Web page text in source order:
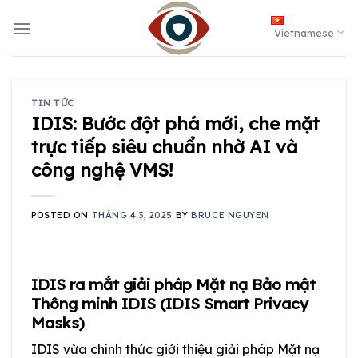
Vietnamese
TIN TỨC
IDIS: Bước đột phá mới, che mặt
trực tiếp siêu chuẩn nhờ AI và
công nghệ VMS!
POSTED ON THÁNG 4 3, 2025 BYBRUCE NGUYEN
IDIS ra mắt giải pháp Mặt nạ Bảo mật
Thông minh IDIS (IDIS Smart Privacy
Masks)
IDIS vừa chính thức giới thiệu giải pháp Mặt nạ